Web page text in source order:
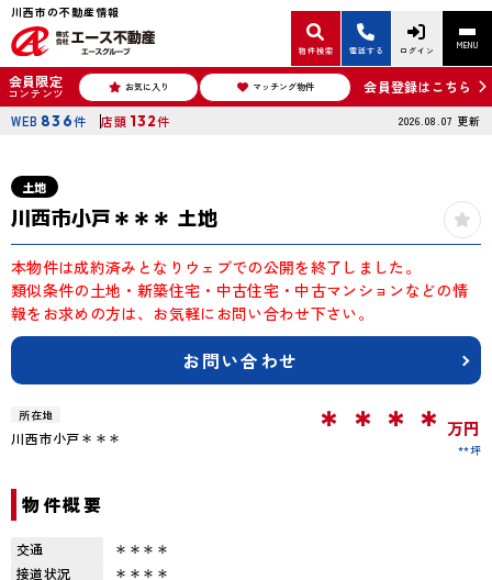
川西市の不動産情報
物件検索 電話する ログイン MENU
会員限定
コンテンツ お気に入り マッチング物件 会員登録はこちら
WEB 836件 店頭 132件 2026.08.07 更新
土地
川西市小戸＊＊＊ 土地
本物件は成約済みとなりウェブでの公開を終了しました。
類似条件の土地・新築住宅・中古住宅・中古マンションなどの情
報をお求めの方は、お気軽にお問い合わせ下さい。
お問い合わせ
所在地
川西市小戸＊＊＊ ＊＊＊＊ 万円
**坪
物件概要
交通
＊＊＊＊
接道状況
＊＊＊＊